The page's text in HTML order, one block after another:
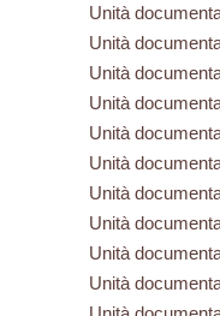
Unità
Unità
Unità
Unità
Unità
Unità
Unità
Unità
Unità
Unità